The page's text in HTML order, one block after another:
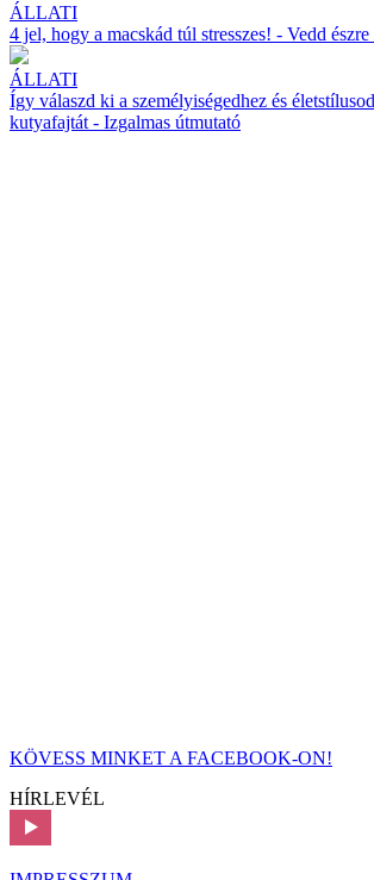
ÁLLATI
4 jel, hogy a macskád túl stresszes! - Vedd
ÁLLATI
Így válaszd ki a személyiségedhez és
kutyafajtát - Izgalmas útmutató
KÖVESS MINKET A FACEBOOK-ON!
HÍRLEVÉL